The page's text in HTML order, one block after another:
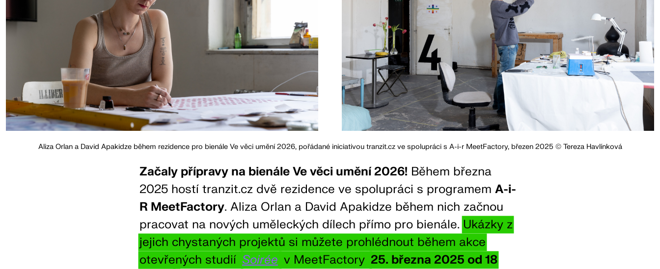
Aliza Orlan a David Apakidze během rezidence pro bienále Ve věci umění 2026, pořádané iniciativou tranzit.cz ve spolupráci s A-i-r MeetFactory, březen 2025 © Tereza Havlínková
Začaly přípravy na bienále Ve věci umění 2026! Během března
2025 hostí tranzit.cz dvě rezidence ve spolupráci s programem A-i-
R MeetFactory. Aliza Orlan a David Apakidze během nich začnou
pracovat na nových uměleckých dílech přímo pro bienále. Ukázky z
jejich chystaných projektů si můžete prohlédnout během akce
otevřených studií Soirée v MeetFactory 25. března 2025 od 18